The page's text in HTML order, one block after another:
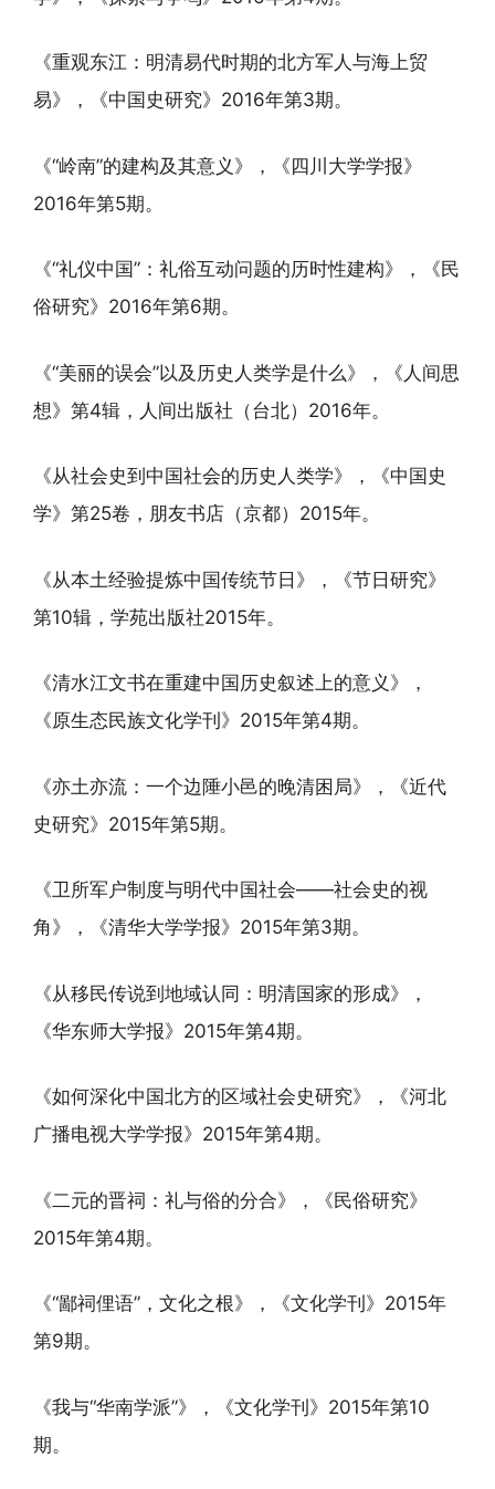
《重观东江：明清易代时期的北方军人与海上贸
易》，《中国史研究》2016年第3期。
《“岭南”的建构及其意义》，《四川大学学报》
2016年第5期。
《“礼仪中国”：礼俗互动问题的历时性建构》，《民
俗研究》2016年第6期。
《“美丽的误会”以及历史人类学是什么》，《人间思
想》第4辑，人间出版社（台北）2016年。
《从社会史到中国社会的历史人类学》，《中国史
学》第25卷，朋友书店（京都）2015年。
《从本土经验提炼中国传统节日》，《节日研究》
第10辑，学苑出版社2015年。
《清水江文书在重建中国历史叙述上的意义》，
《原生态民族文化学刊》2015年第4期。
《亦土亦流：一个边陲小邑的晚清困局》，《近代
史研究》2015年第5期。
《卫所军户制度与明代中国社会——社会史的视
角》，《清华大学学报》2015年第3期。
《从移民传说到地域认同：明清国家的形成》，
《华东师大学报》2015年第4期。
《如何深化中国北方的区域社会史研究》，《河北
广播电视大学学报》2015年第4期。
《二元的晋祠：礼与俗的分合》，《民俗研究》
2015年第4期。
《“鄙祠俚语”，文化之根》，《文化学刊》2015年
第9期。
《我与“华南学派”》，《文化学刊》2015年第10
期。